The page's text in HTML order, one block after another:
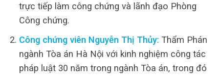
trực tiếp làm công chứng và lãnh đạo Phòng
Công chứng.
Công chứng viên Nguyễn Thị Thủy: Thẩm Phán
ngành Tòa án Hà Nội với kinh nghiệm công tác
pháp luật 30 năm trong ngành Tòa án, trong đó